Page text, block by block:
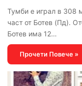
Тумби е играл в 308
част от Ботев (Пд).
Ботев има 12…
Прочети Повече »